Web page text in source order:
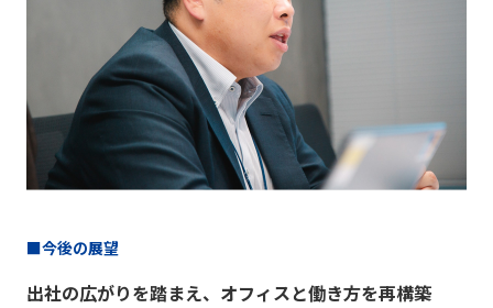
■今後の展望
出社の広がりを踏まえ、オフィスと働き方を再構築